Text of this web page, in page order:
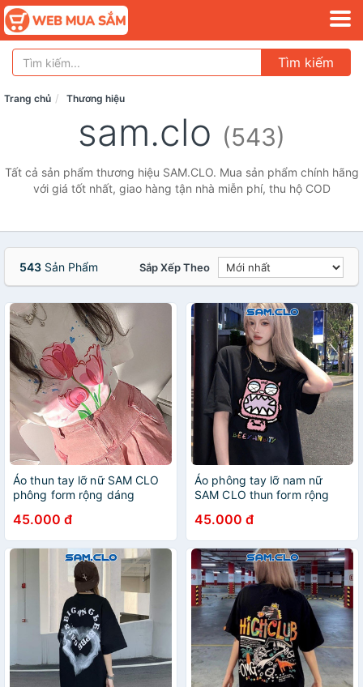
Tìm kiếm
Trang chủ Thương hiệu
sam.clo (543)
Tất cả sản phẩm thương hiệu SAM.CLO. Mua sản phẩm chính hãng
với giá tốt nhất, giao hàng tận nhà miễn phí, thu hộ COD
543 Sản Phẩm Sắp Xếp Theo
Áo thun tay lỡ nữ SAM CLO
phông form rộng dáng
in hoa tulip UNKNOW
45.000 đ
Áo phông tay lỡ nam nữ
SAM CLO thun form rộng
cặp, nhóm, lớp in ROBOT
BEEYANBUY
45.000 đ